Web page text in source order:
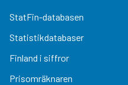
StatFin-databasen
Statistikdatabaser
Finland i siffror
Prisomräknaren